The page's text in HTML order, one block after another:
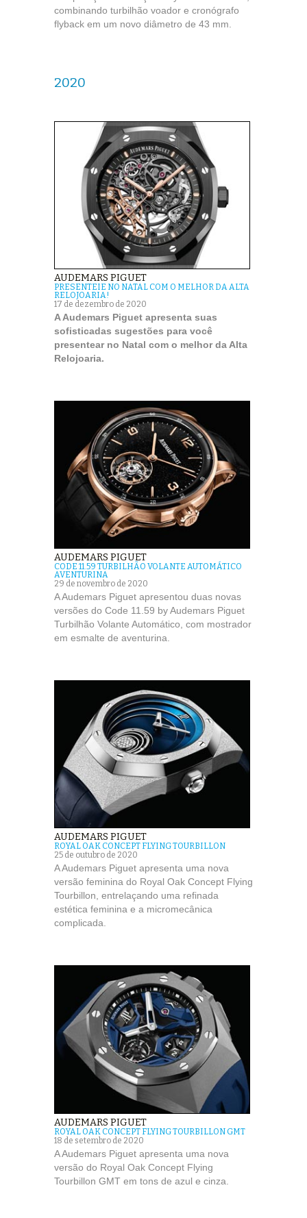
combinando turbilhão voador e cronógrafo
flyback em um novo diâmetro de 43 mm.
2020
AUDEMARS PIGUET
PRESENTEIE NO NATAL COM O MELHOR DA ALTA
RELOJOARIA!
17 de dezembro de 2020
A Audemars Piguet apresenta suas
sofisticadas sugestões para você
presentear no Natal com o melhor da Alta
Relojoaria.
AUDEMARS PIGUET
CODE 11.59 TURBILHÃO VOLANTE AUTOMÁTICO
AVENTURINA
29 de novembro de 2020
A Audemars Piguet apresentou duas novas
versões do Code 11.59 by Audemars Piguet
Turbilhão Volante Automático, com mostrador
em esmalte de aventurina.
AUDEMARS PIGUET
ROYAL OAK CONCEPT FLYING TOURBILLON
25 de outubro de 2020
A Audemars Piguet apresenta uma nova
versão feminina do Royal Oak Concept Flying
Tourbillon, entrelaçando uma refinada
estética feminina e a micromecânica
complicada.
AUDEMARS PIGUET
ROYAL OAK CONCEPT FLYING TOURBILLON GMT
18 de setembro de 2020
A Audemars Piguet apresenta uma nova
versão do Royal Oak Concept Flying
Tourbillon GMT em tons de azul e cinza.